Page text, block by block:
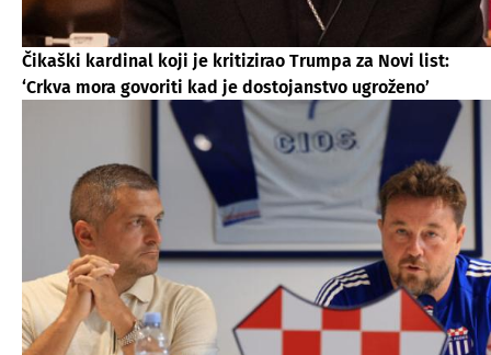
Čikaški kardinal koji je kritizirao Trumpa za Novi list:
‘Crkva mora govoriti kad je dostojanstvo ugroženo’